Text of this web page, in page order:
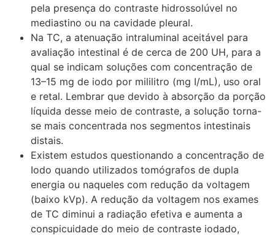
pela presença do contraste hidrossolúvel no
mediastino ou na cavidade pleural.
Na TC, a atenuação intraluminal aceitável para
avaliação intestinal é de cerca de 200 UH, para a
qual se indicam soluções com concentração de
13–15 mg de iodo por mililitro (mg I/mL), uso oral
e retal. Lembrar que devido à absorção da porção
líquida desse meio de contraste, a solução torna-
se mais concentrada nos segmentos intestinais
distais.
Existem estudos questionando a concentração de
Iodo quando utilizados tomógrafos de dupla
energia ou naqueles com redução da voltagem
(baixo kVp). A redução da voltagem nos exames
de TC diminui a radiação efetiva e aumenta a
conspicuidade do meio de contraste iodado,